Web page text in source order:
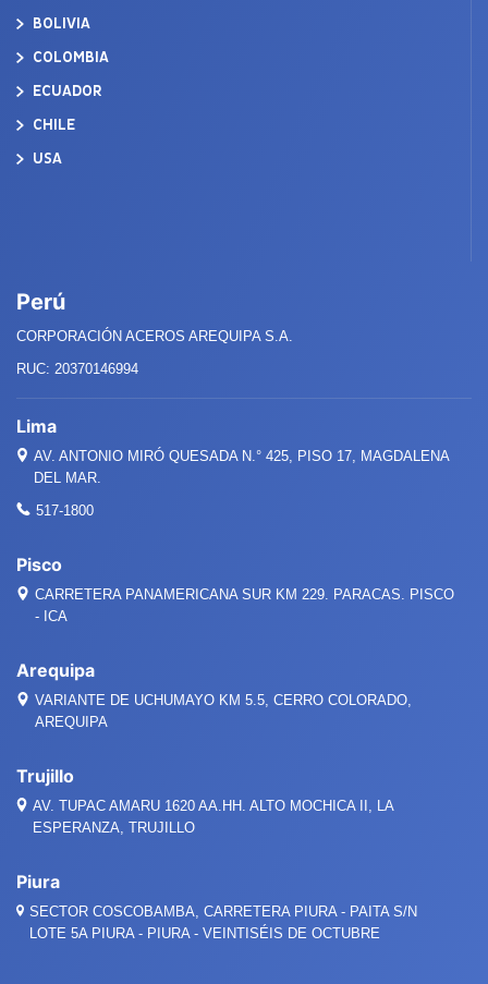
BOLIVIA
COLOMBIA
ECUADOR
CHILE
USA
Perú
CORPORACIÓN ACEROS AREQUIPA S.A.
RUC: 20370146994
Lima
AV. ANTONIO MIRÓ QUESADA N.° 425, PISO 17, MAGDALENA
DEL MAR.
517-1800
Pisco
CARRETERA PANAMERICANA SUR KM 229. PARACAS. PISCO
- ICA
Arequipa
VARIANTE DE UCHUMAYO KM 5.5, CERRO COLORADO,
AREQUIPA
Trujillo
AV. TUPAC AMARU 1620 AA.HH. ALTO MOCHICA II, LA
ESPERANZA, TRUJILLO
Piura
SECTOR COSCOBAMBA, CARRETERA PIURA - PAITA S/N
LOTE 5A PIURA - PIURA - VEINTISÉIS DE OCTUBRE